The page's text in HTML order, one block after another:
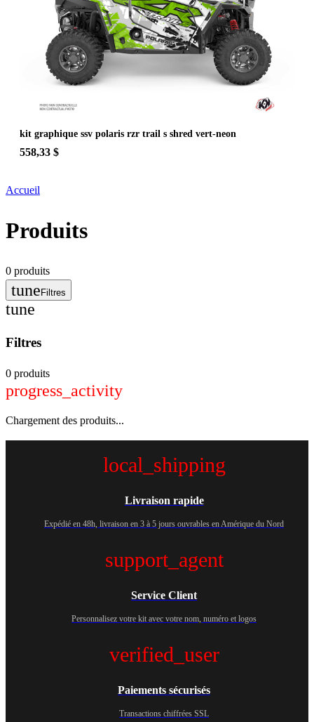
kit graphique ssv polaris rzr trail s shred vert-neon
558,33 $
Accueil
Produits
0 produits
tune Filtres
tune
Filtres
0 produits
progress_activity
Chargement des produits...
local_shipping
Livraison rapide
Expédié en 48h, livraison en 3 à 5 jours ouvrables en Amérique du Nord
support_agent
Service Client
Personnalisez votre kit avec votre nom, numéro et logos
verified_user
Paiements sécurisés
Transactions chiffrées SSL